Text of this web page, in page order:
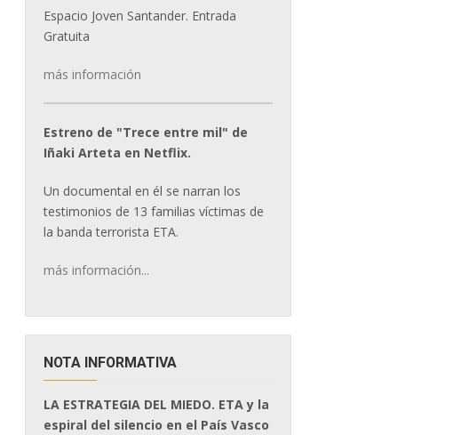
Espacio Joven Santander. Entrada
Gratuita
más información
Estreno de "Trece entre mil" de
Iñaki Arteta en Netflix.
Un documental en él se narran los
testimonios de 13 familias víctimas de
la banda terrorista ETA.
más información...
NOTA INFORMATIVA
LA ESTRATEGIA DEL MIEDO. ETA y la
espiral del silencio en el País Vasco